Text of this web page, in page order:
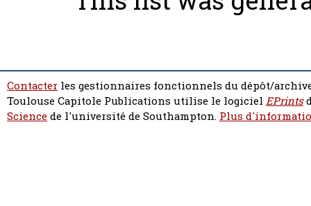
Contacter les gestionnaires fonctionnels du dépôt/
Toulouse Capitole Publications utilise le logiciel EPrints
Sciencede l'université de Southampton. Plus